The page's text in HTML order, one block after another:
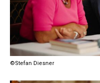
©Stefan Diesner